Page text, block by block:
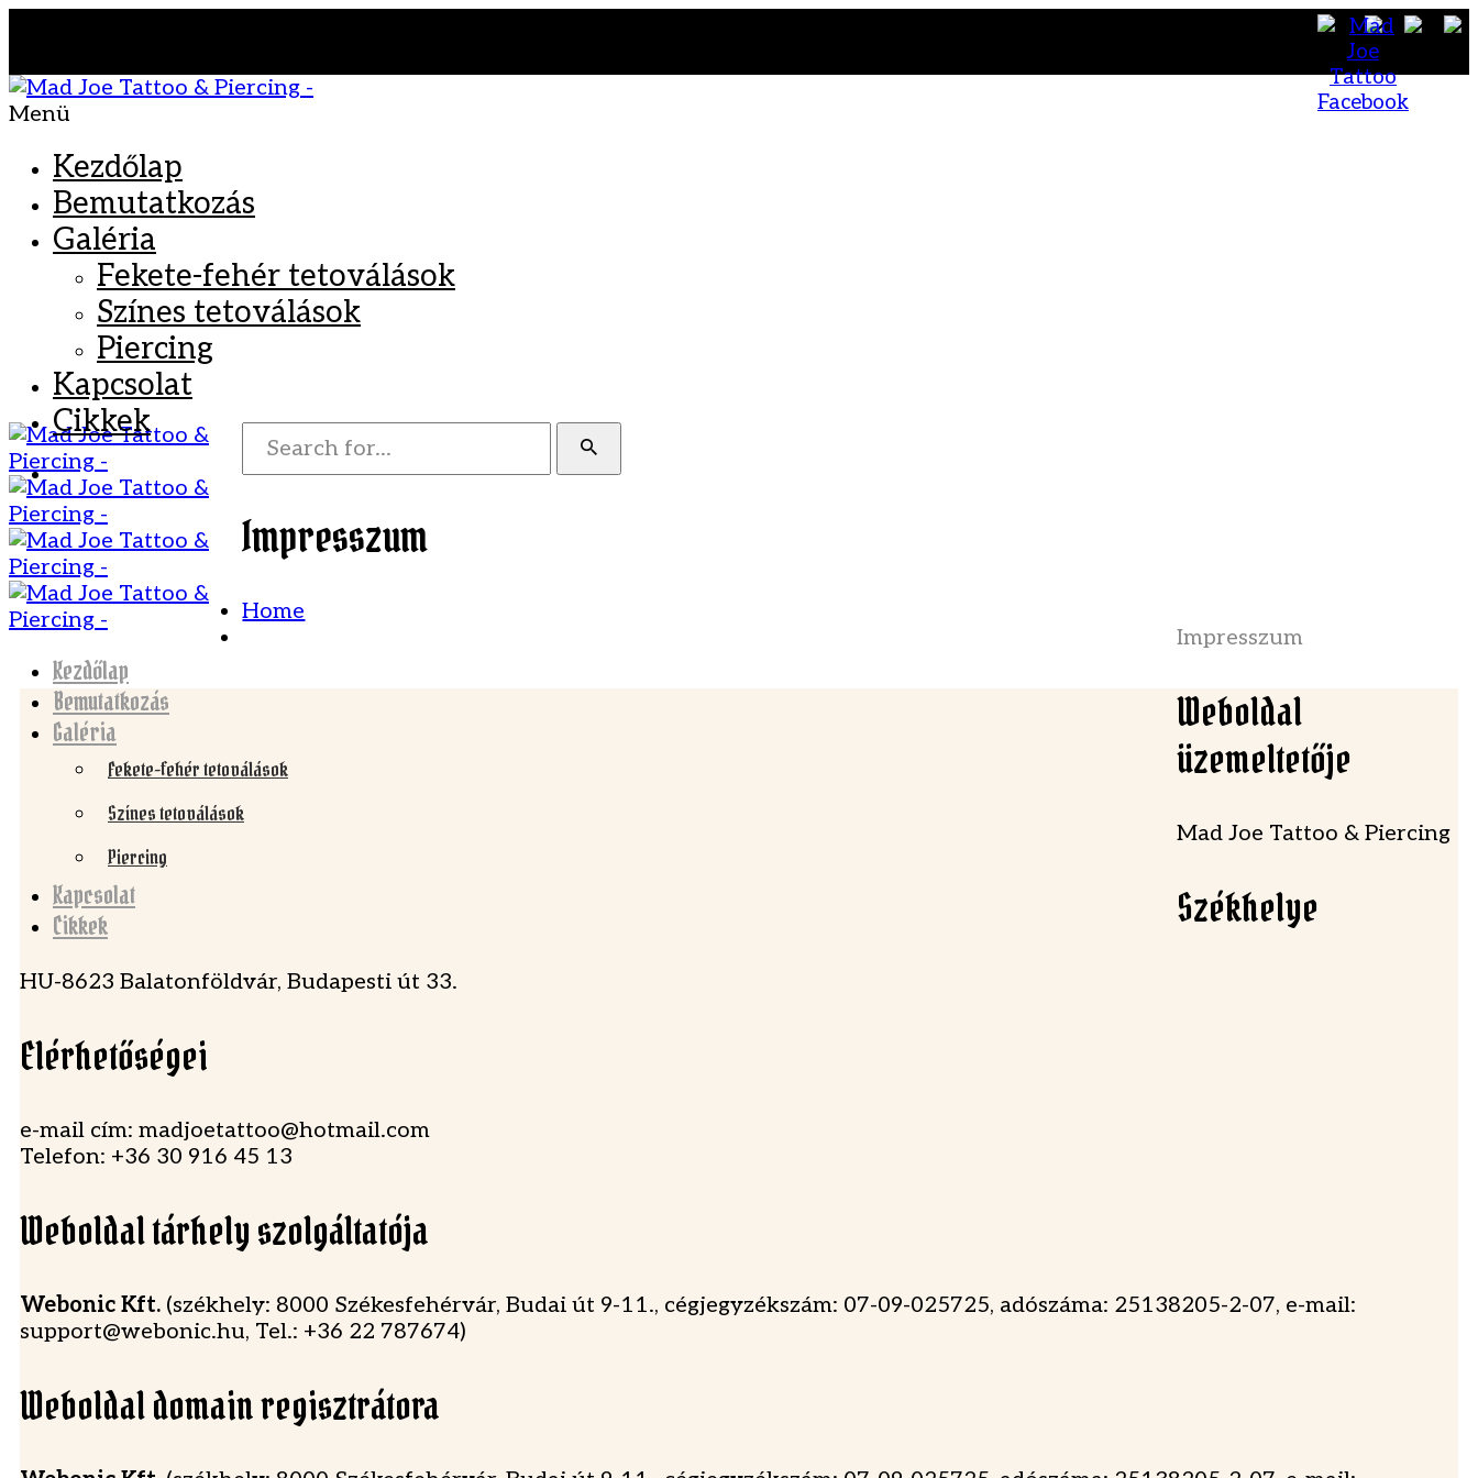
Menü
Kezdőlap
Bemutatkozás
Galéria
Fekete-fehér tetoválások
Színes tetoválások
Piercing
Kapcsolat
Cikkek
Kezdőlap
Bemutatkozás
Galéria
Fekete-fehér tetoválások
Színes tetoválások
Piercing
Kapcsolat
Cikkek
Impresszum
Home
Impresszum
Weboldal
üzemeltetője
Mad Joe Tattoo & Piercing
Székhelye
HU-8623 Balatonföldvár, Budapesti út 33.
Elérhetőségei
e-mail cím: madjoetattoo@hotmail.com
​Telefon: +36 30 916 45 13
Weboldal tárhely szolgáltatója
Webonic Kft. (székhely: 8000 Székesfehérvár, Budai út 9-11., cégjegyzékszám: 07-09-025725, adószáma: 25138205-2-07, e-mail:
support@webonic.hu, Tel.: +36 22 787674)
Weboldal domain regisztrátora